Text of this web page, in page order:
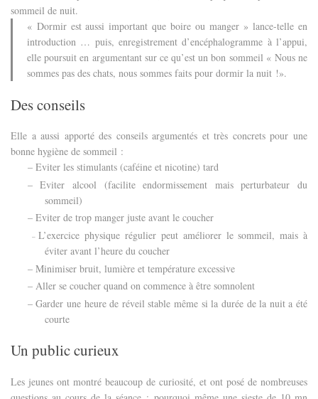
sommeil de nuit.
« Dormir est aussi important que boire ou manger » lance-telle en
introduction … puis, enregistrement d’encéphalogramme à l’appui,
elle poursuit en argumentant sur ce qu’est un bon sommeil « Nous ne
sommes pas des chats, nous sommes faits pour dormir la nuit !».
Des conseils
Elle a aussi apporté des conseils argumentés et très concrets pour une
bonne hygiène de sommeil :
– Eviter les stimulants (caféine et nicotine) tard
– Eviter alcool (facilite endormissement mais perturbateur du
sommeil)
– Eviter de trop manger juste avant le coucher
–L’exercice physique régulier peut améliorer le sommeil, mais à
éviter avant l’heure du coucher
– Minimiser bruit, lumière et température excessive
– Aller se coucher quand on commence à être somnolent
– Garder une heure de réveil stable même si la durée de la nuit a été
courte
Un public curieux
Les jeunes ont montré beaucoup de curiosité, et ont posé de nombreuses